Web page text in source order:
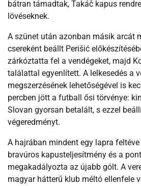
bátran támadtak, Takáč kapus
lövéseknek.
A szünet után azonban másik arcát
csereként beállt Perišić
zárkóztatta fel a vendégeket, majd
találattal egyenlített. A lelkesedés a
megszerzésének lehetőségével is
percben jött a futball ősi törvénye:
Slovan gyorsan betalált, s ezzel
végeredményt.
A hajrában mindent egy lapra
bravúros kapusteljesítmény és a
megakadályozta az újabb gólt. A
magyar hátterű klub méltó ellenfele